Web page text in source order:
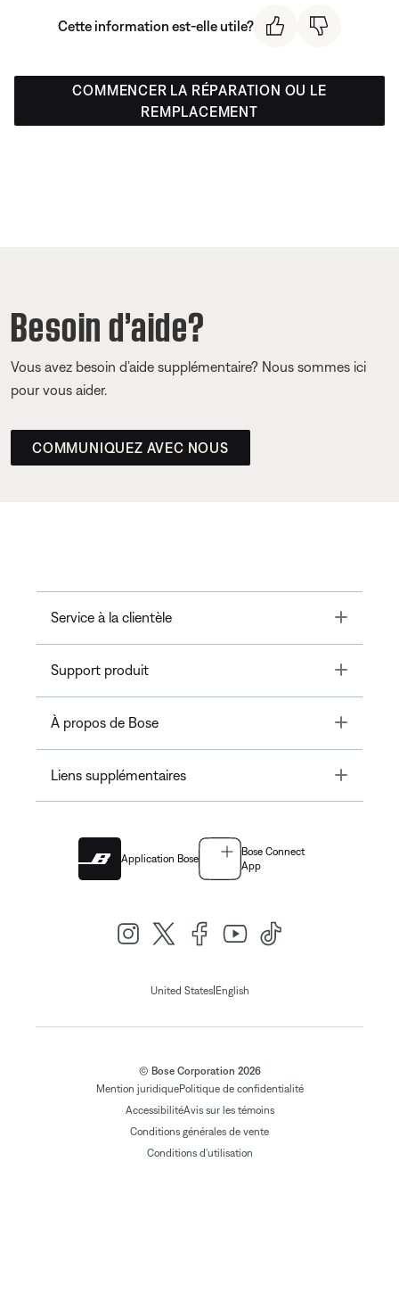
Cette information est-elle utile?
COMMENCER LA RÉPARATION OU LE
REMPLACEMENT
Besoin d’aide?
Vous avez besoin d’aide supplémentaire? Nous sommes ici
pour vous aider.
COMMUNIQUEZ AVEC NOUS
Service à la clientèle Toggle
Support produit Toggle
À propos de Bose Toggle
Liens supplémentaires Toggle
Application Bose
Bose Connect
App
United States| English
© Bose Corporation 2026
Mention juridiquePolitique de confidentialité
AccessibilitéAvis sur les témoins
Conditions générales de vente
Conditions d'utilisation